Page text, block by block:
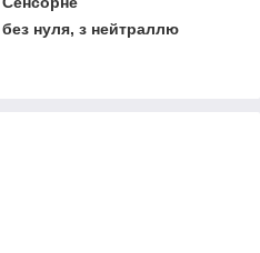
без нуля, з нейтраллю